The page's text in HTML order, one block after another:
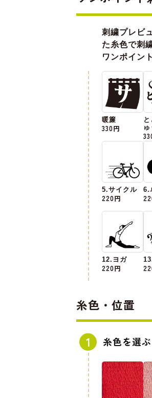
刺繍プレビ
た糸色で刺
ワンポイン
暖簾
330円
ゅ
5.サイクル
220円
6.
12.ヨガ
220円
糸色・位置
糸色を選ぶ